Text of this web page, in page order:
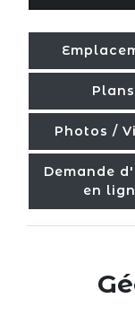
Plans
Photos /
Demande
en